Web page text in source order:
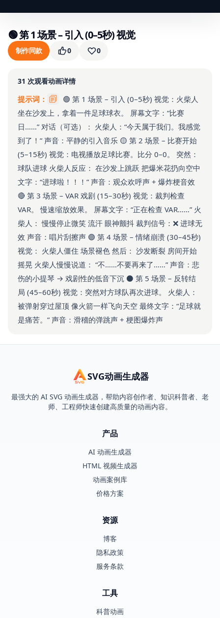
🟢 第 1 场景 – 引入 (0–5秒) 视觉
制作同款 0 0
31 次观看动画详情
提示词：
🟢 第 1 场景 – 引入 (0–5秒) 视觉：火柴人
坐在沙发上，拿着一件足球球衣。 屏幕文字：“比赛
日……” 对话（可选）： 火柴人：“今天属于我们。我感觉
到了！” 声音：平静的引入音乐 🟡 第 2 场景 – 比赛开始
(5–15秒) 视觉：电视播放足球比赛。比分 0–0。 突然：
球队进球 火柴人反应： 在沙发上跳跃 把爆米花扔向空中
文字：“进球啦！！！” 声音：观众欢呼声 + 爆炸梗音效
🔴 第 3 场景 – VAR 戏剧 (15–30秒) 视觉：裁判检查
VAR。 慢速缩放效果。 屏幕文字：“正在检查 VAR……” 火
柴人： 慢慢停止微笑 流汗 眼神颤抖 裁判信号：❌ 进球无
效 声音：唱片刮擦声 🟣 第 4 场景 – 情绪崩溃 (30–45秒)
视觉： 火柴人僵住 场景褪色 然后： 沙发断裂 房间开始
摇晃 火柴人慢慢说道： “不……不要再来了……” 声音：悲
伤的小提琴 → 戏剧性的低音下沉 ⚫ 第 5 场景 – 反转结
局 (45–60秒) 视觉：突然对方球队再次进球。 火柴人：
被弹射穿过屋顶 像火箭一样飞向天空 最终文字：“足球就
是痛苦。” 声音：滑稽的弹跳声 + 梗图爆炸声
SVG动画生成器
最强大的 AI SVG 动画生成器，帮助内容创作者、知识科普者、老
师、工程师快速创建高质量的动画内容。
产品
AI 动画生成器
HTML 视频生成器
动画案例库
价格方案
资源
博客
隐私政策
服务条款
工具
科普动画